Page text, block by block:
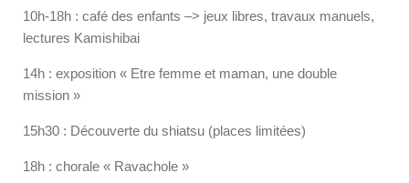
10h-18h : café des enfants –> jeux libres, travaux manuels,
lectures Kamishibai
14h : exposition « Etre femme et maman, une double
mission »
15h30 : Découverte du shiatsu (places limitées)
18h : chorale « Ravachole »